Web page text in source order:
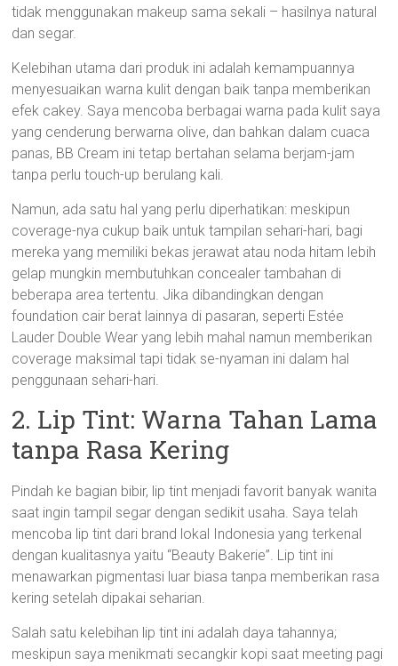
tidak menggunakan makeup sama sekali – hasilnya natural
dan segar.
Kelebihan utama dari produk ini adalah kemampuannya
menyesuaikan warna kulit dengan baik tanpa memberikan
efek cakey. Saya mencoba berbagai warna pada kulit saya
yang cenderung berwarna olive, dan bahkan dalam cuaca
panas, BB Cream ini tetap bertahan selama berjam-jam
tanpa perlu touch-up berulang kali.
Namun, ada satu hal yang perlu diperhatikan: meskipun
coverage-nya cukup baik untuk tampilan sehari-hari, bagi
mereka yang memiliki bekas jerawat atau noda hitam lebih
gelap mungkin membutuhkan concealer tambahan di
beberapa area tertentu. Jika dibandingkan dengan
foundation cair berat lainnya di pasaran, seperti Estée
Lauder Double Wear yang lebih mahal namun memberikan
coverage maksimal tapi tidak se-nyaman ini dalam hal
penggunaan sehari-hari.
2. Lip Tint: Warna Tahan Lama
tanpa Rasa Kering
Pindah ke bagian bibir, lip tint menjadi favorit banyak wanita
saat ingin tampil segar dengan sedikit usaha. Saya telah
mencoba lip tint dari brand lokal Indonesia yang terkenal
dengan kualitasnya yaitu “Beauty Bakerie”. Lip tint ini
menawarkan pigmentasi luar biasa tanpa memberikan rasa
kering setelah dipakai seharian.
Salah satu kelebihan lip tint ini adalah daya tahannya;
meskipun saya menikmati secangkir kopi saat meeting pagi